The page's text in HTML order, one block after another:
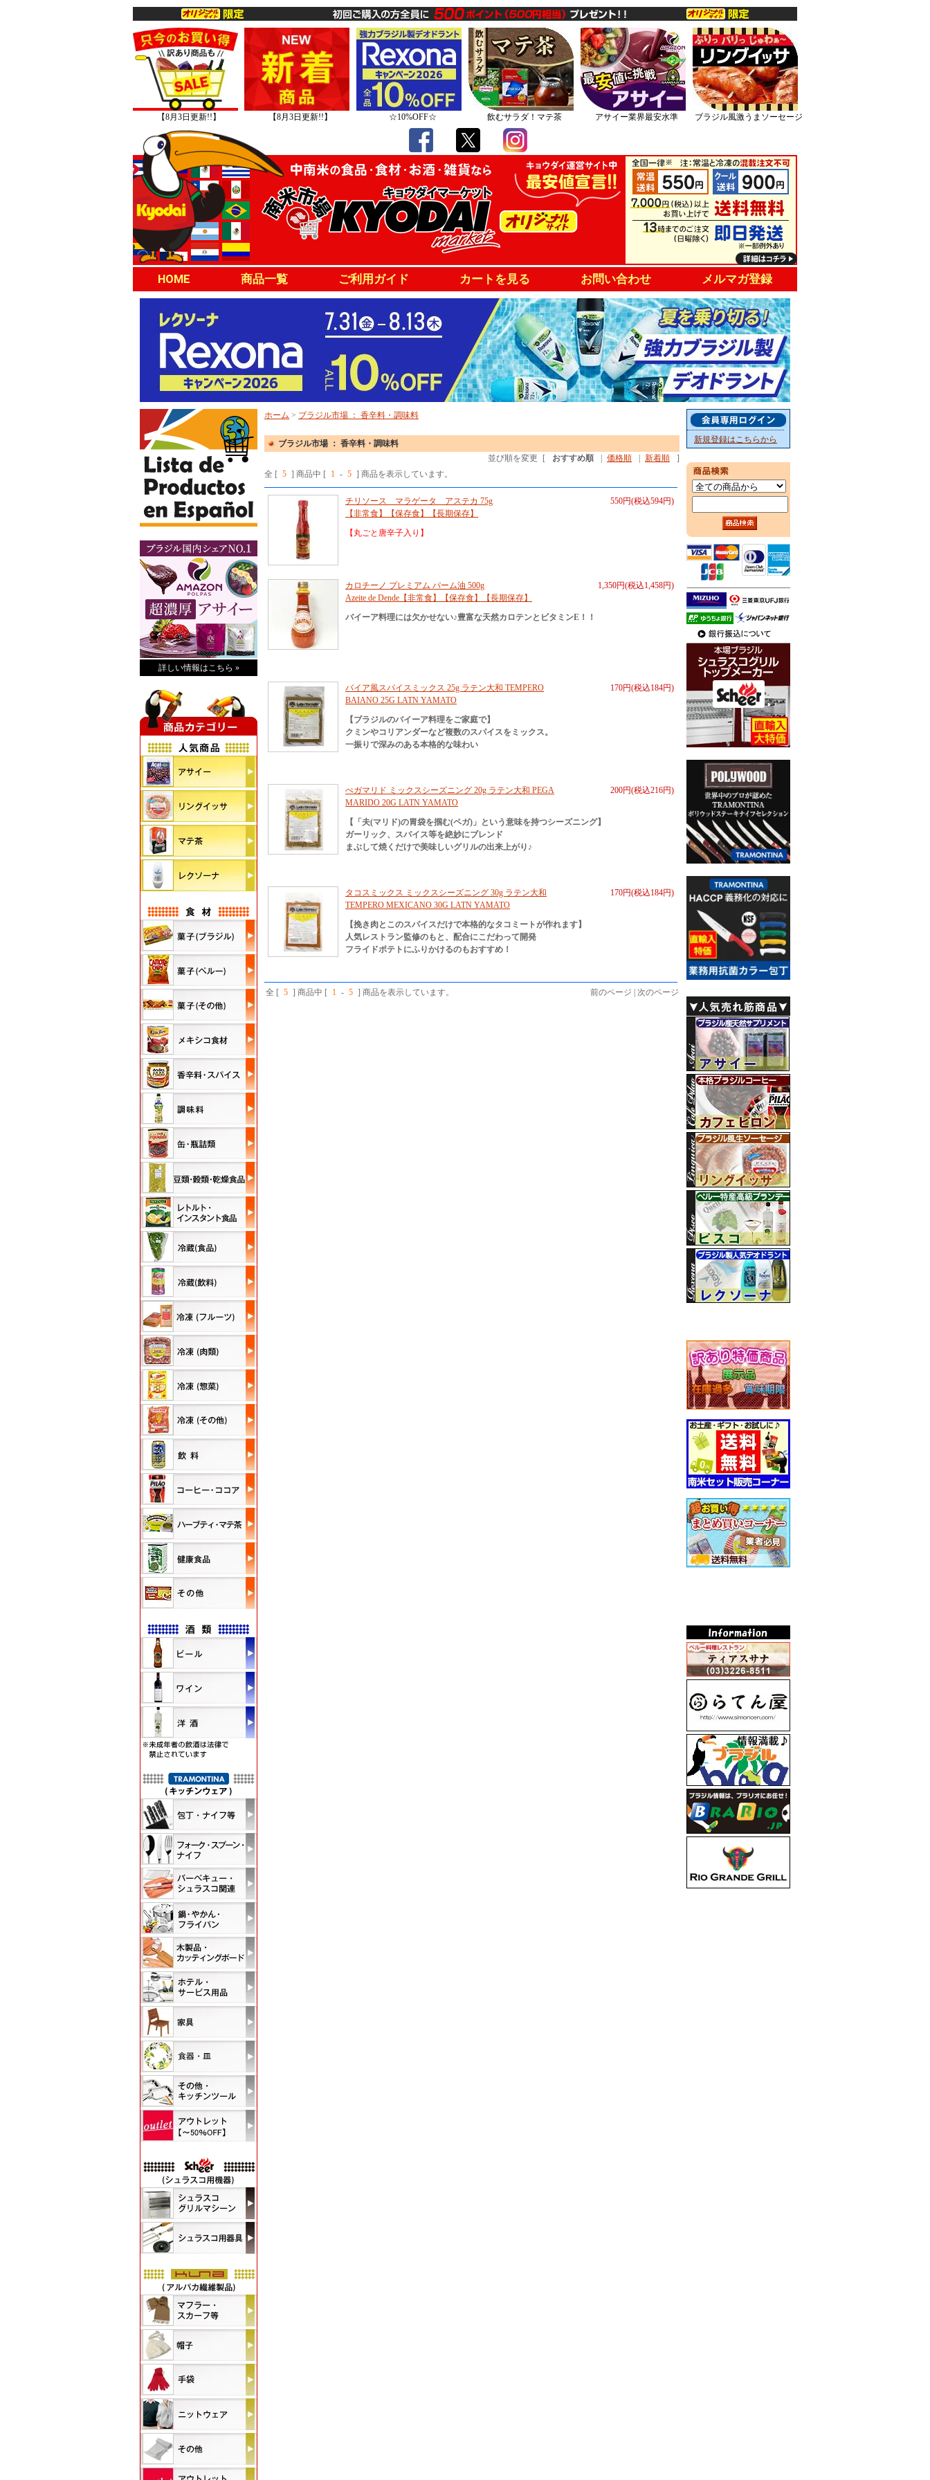
【8月3日更新!!】 【8月3日更新!!】 ☆10%OFF☆ 飲むサラダ！マテ茶 アサイー業界最安水準 ブラジル風激うまソーセージ
HOME 商品一覧 ご利用ガイド カートを見る お問い合わせ メルマガ登録
詳しい情報はこちら »
ホーム > ブラジル市場 ： 香辛料・調味料
ブラジル市場 ： 香辛料・調味料
並び順を変更
[ おすすめ順 価格順 新着順
]
全 [ 5 ] 商品中 [ 1 - 5 ] 商品を表示しています。
550円(税込594円)
チリソース マラゲータ アステカ 75g
【非常食】【保存食】【長期保存】
【丸ごと唐辛子入り】
1,350円(税込1,458円)
カロチーノ プレミアム パーム油 500g
Azeite de Dende【非常食】【保存食】【長期保存】
バイーア料理には欠かせない♪豊富な天然カロテンとビタミンE！！
170円(税込184円)
バイア風スパイスミックス 25g ラテン大和 TEMPERO
BAIANO 25G LATN YAMATO
【ブラジルのバイーア料理をご家庭で】
クミンやコリアンダーなど複数のスパイスをミックス。
一振りで深みのある本格的な味わい
200円(税込216円)
ぺガマリド ミックスシーズニング 20g ラテン大和 PEGA
MARIDO 20G LATN YAMATO
【「夫(マリド)の胃袋を掴む(ペガ)」という意味を持つシーズニング】
ガーリック、スパイス等を絶妙にブレンド
まぶして焼くだけで美味しいグリルの出来上がり♪
170円(税込184円)
タコスミックス ミックスシーズニング 30g ラテン大和
TEMPERO MEXICANO 30G LATN YAMATO
【挽き肉とこのスパイスだけで本格的なタコミートが作れます】
人気レストラン監修のもと、配合にこだわって開発
フライドポテトにふりかけるのもおすすめ！
全 [ 5 ] 商品中 [ 1 - 5 ] 商品を表示しています。 前のページ | 次のページ
新規登録はこちらから